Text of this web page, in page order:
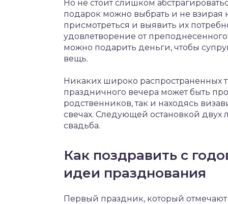
Но не стоит слишком
подарок можно выбрать и не взирая
присмотреться и выявить их
удовлетворение от
можно подарить деньги, чтобы
вещь.
Никаких широко распространенных
праздничного вечера может быть
родственников, так и находясь
свечах. Следующей остановкой двух
свадьба.
Как поздравить с
идеи празднования
Первый праздник, который